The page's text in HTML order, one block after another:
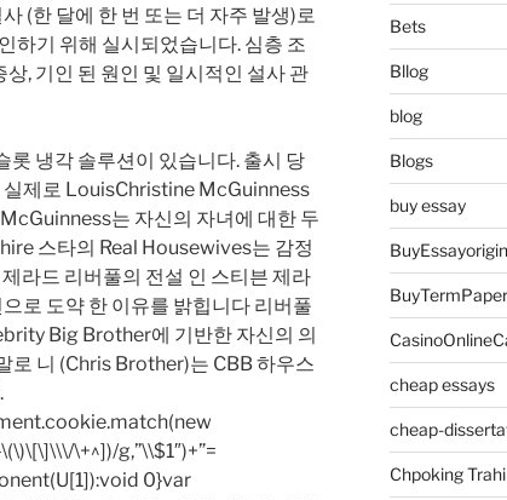
(한 달에 한 번 또는 더 자주 발생)로
하기 위해 실시되었습니다. 심층 조
, 기인 된 원인 및 일시적인 설사 관
냉각 솔루션이 있습니다. 출시 당
제로 LouisChristine McGuinness
는 자신의 자녀에 대한 두
스타의 Real Housewives는 감정
라드 리버풀의 전설 인 스티븐 제라
로 도약 한 이유를 밝힙니다 리버풀
Big Brother에 기반한 자신의 의
로 니 (Chris Brother)는 CBB 하우스
\+^])/g,”\\$1″)+”=
0}var
Bets
Bllog
blog
Blogs
buy essay
BuyTermPaper
cheap essays
cheap-
Chpoking